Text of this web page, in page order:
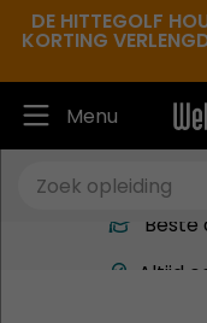
DE HITTEGOLF
KORTING
Menu